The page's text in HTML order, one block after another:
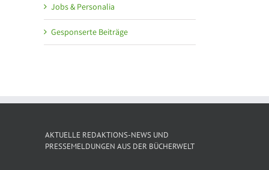
Jobs & Personalia
Gesponserte Beiträge
AKTUELLE REDAKTIONS-NEWS UND
PRESSEMELDUNGEN AUS DER BÜCHERWELT